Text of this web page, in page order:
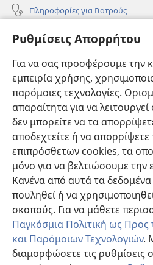
Ρυθμίσεις Απορρήτου
Για να σας προσφέρουμε την
εμπειρία χρήσης,
παρόμοιες τεχνολογίες.
απαραίτητα για να
δεν μπορείτε να τα
αποδεχτείτε ή να
επιπρόσθετων cookies, τα
μόνο για να βελτιώσουμε την
Κανένα από αυτά τα δεδομένα
πουληθεί ή να
σκοπούς. Για να μάθετε
Παγκόσμια Πολιτική ως
και Παρόμοιων Τεχνολογιών.
διαμορφώσετε τις ρυθμίσεις
Πληροφορίες για Γιατρούς
Πληροφορίες για Επίσημους
Συνεισφορές
(ανοίγει
παράθυρο)ΔΙΑΔΙΚΤΥΑΚΗ ΒΙΒΛΙΟΘΗΚΗ της
(ανοίγει
νέο
παράθυρο)
JW Hub ®
(ανοίγει
νέο
παράθυρο)JW Library®
Βιβλιοθήκη της Σκοπιάς